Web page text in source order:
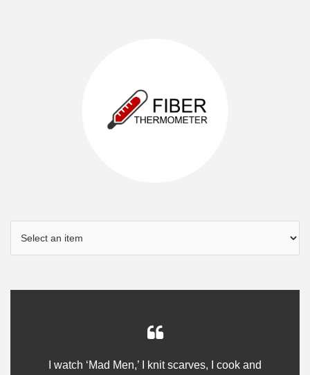
I watch ‘Mad Men,’ I knit scarves, I cook and